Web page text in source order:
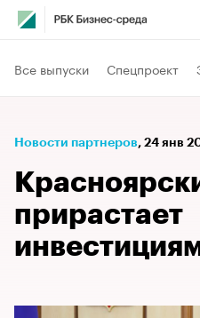
Все выпуски Спецпроект
Новости партнеров⁠, 24 янв
прирастает